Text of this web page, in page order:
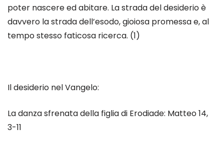
poter nascere ed abitare. La strada del desiderio è
davvero la strada dell’esodo, gioiosa promessa e, al
tempo stesso faticosa ricerca. (1)
Il desiderio nel Vangelo:
La danza sfrenata della figlia di Erodiade: Matteo 14,
3-11